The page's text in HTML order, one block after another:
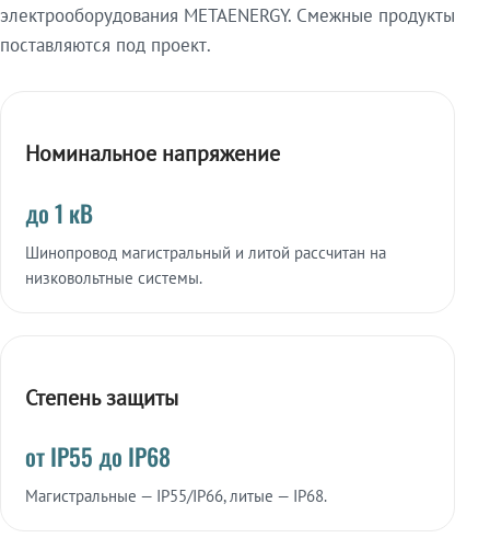
электрооборудования METAENERGY. Смежные продукты
поставляются под проект.
Номинальное напряжение
до 1 кВ
Шинопровод магистральный и литой рассчитан на
низковольтные системы.
Степень защиты
от IP55 до IP68
Магистральные — IP55/IP66, литые — IP68.